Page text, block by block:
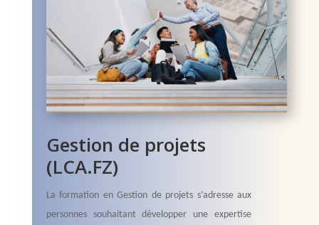
Gestion de projets
(LCA.FZ)
La formation en Gestion de projets s’adresse aux
personnes souhaitant développer une expertise